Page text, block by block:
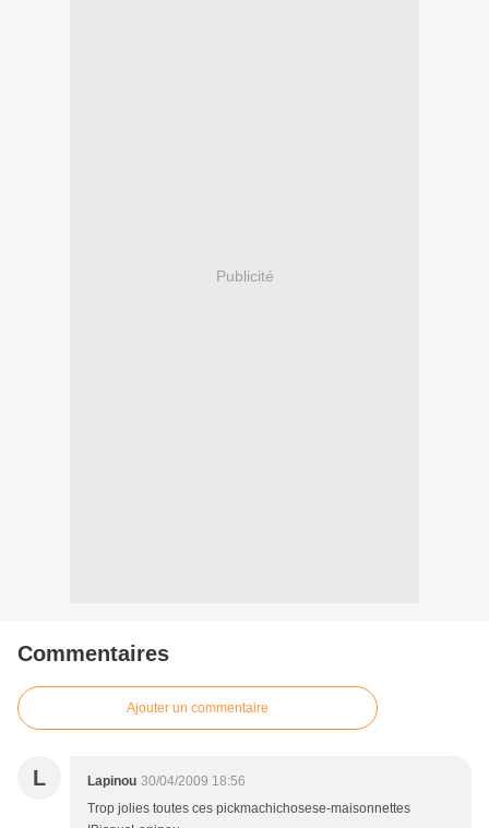
Publicité
Commentaires
Ajouter un commentaire
L Lapinou 30/04/2009 18:56
Trop jolies toutes ces pickmachichosese-maisonnettes